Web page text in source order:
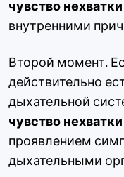
чувство
внутренними
Второй момент.
действительно
дыхательной
чувство
проявлением
дыхательными